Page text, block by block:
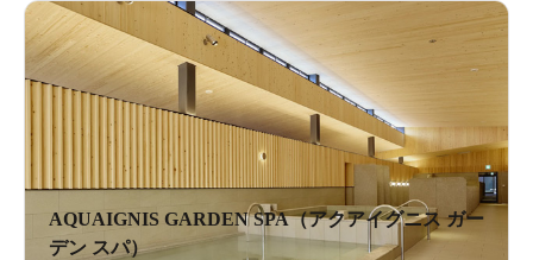
AQUAIGNIS GARDEN SPA（アクアイグニス ガー
デン スパ）